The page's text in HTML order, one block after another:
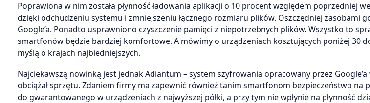
Poprawiona w nim została płynność ładowania aplikacji o 10 procent względem poprzedniej
dzięki odchudzeniu systemu i zmniejszeniu łącznego rozmiaru plików. Oszczędniej zasobami
Google’a. Ponadto usprawniono czyszczenie pamięci z niepotrzebnych plików. Wszystko to
smartfonów będzie bardziej komfortowe. A mówimy o urządzeniach kosztujących poniżej 30
myślą o krajach najbiedniejszych.
Najciekawszą nowinką jest jednak Adiantum – system szyfrowania opracowany przez
obciążał sprzętu. Zdaniem firmy ma zapewnić również tanim smartfonom bezpieczeństwo na
do gwarantowanego w urządzeniach z najwyższej półki, a przy tym nie wpłynie na płynność